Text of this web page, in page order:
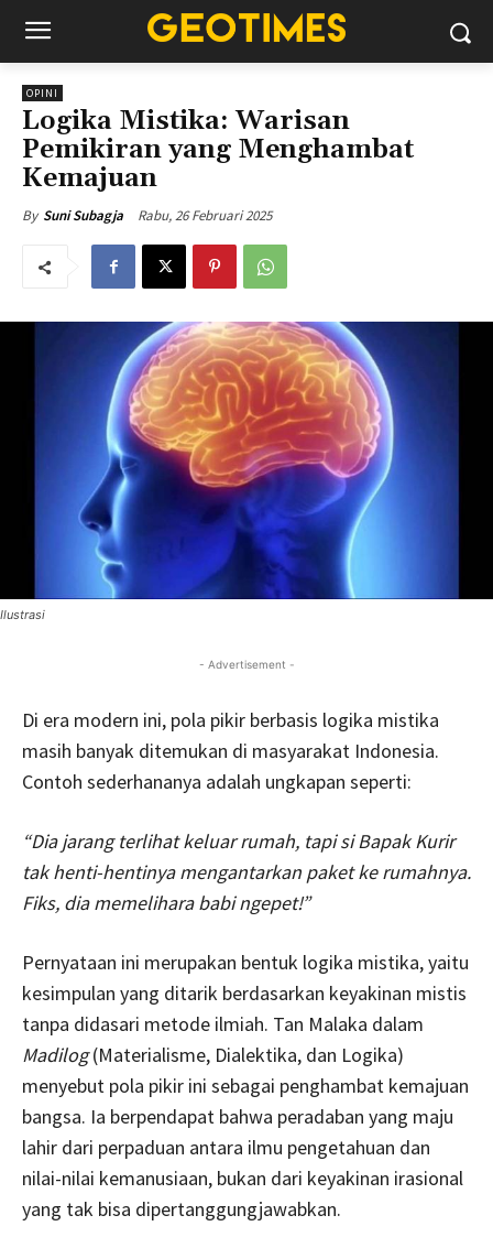
OPINI
Logika Mistika: Warisan
Pemikiran yang Menghambat
Kemajuan
By Suni Subagja Rabu, 26 Februari 2025
Ilustrasi
- Advertisement -
Di era modern ini, pola pikir berbasis logika mistika
masih banyak ditemukan di masyarakat Indonesia.
Contoh sederhananya adalah ungkapan seperti:
“Dia jarang terlihat keluar rumah, tapi si Bapak Kurir
tak henti-hentinya mengantarkan paket ke rumahnya.
Fiks, dia memelihara babi ngepet!”
Pernyataan ini merupakan bentuk logika mistika, yaitu
kesimpulan yang ditarik berdasarkan keyakinan mistis
tanpa didasari metode ilmiah. Tan Malaka dalam
Madilog(Materialisme, Dialektika, dan Logika)
menyebut pola pikir ini sebagai penghambat kemajuan
bangsa. Ia berpendapat bahwa peradaban yang maju
lahir dari perpaduan antara ilmu pengetahuan dan
nilai-nilai kemanusiaan, bukan dari keyakinan irasional
yang tak bisa dipertanggungjawabkan.